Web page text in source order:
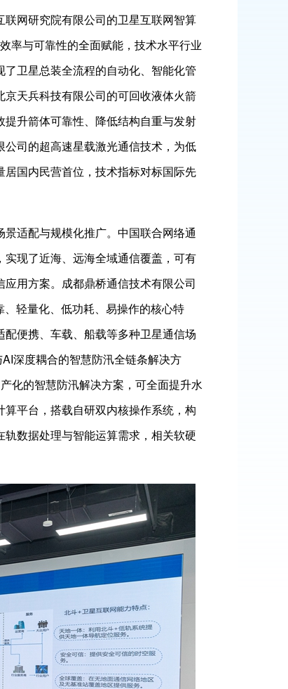
网研究院有限公司的卫星互联网智算
率与可靠性的全面赋能，技术水平行业
卫星总装全流程的自动化、智能化管
天兵科技有限公司的可回收液体火箭
升箭体可靠性、降低结构自重与发射
司的超高速星载激光通信技术，为低
国内民营首位，技术指标对标国际先
适配与规模化推广。中国联合网络通
现了近海、远海全域通信覆盖，可有
用方案。成都鼎桥通信技术有限公司
轻量化、低功耗、易操作的核心特
便携、车载、船载等多种卫星通信场
深度耦合的智慧防汛全链条解决方
化的智慧防汛解决方案，可全面提升水
平台，搭载自研双内核操作系统，构
数据处理与智能运算需求，相关软硬